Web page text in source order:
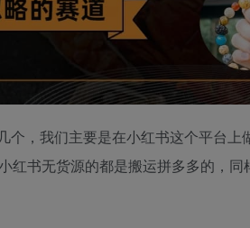
，我们主要是在小红书这个平台
书无货源的都是搬运拼多多的，